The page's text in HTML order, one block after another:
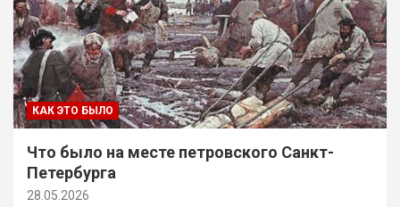
КАК ЭТО БЫЛО
Что было на месте петровского Санкт-
Петербурга
28.05.2026